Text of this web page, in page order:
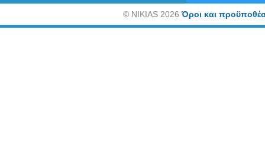
©NIKIAS 2026Όροι και